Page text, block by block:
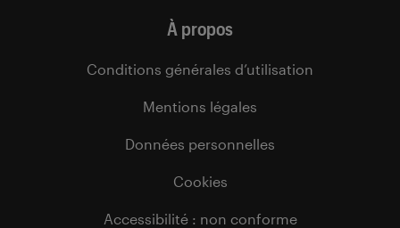
À propos
Conditions générales d’utilisation
Mentions légales
Données personnelles
Cookies
Accessibilité : non conforme